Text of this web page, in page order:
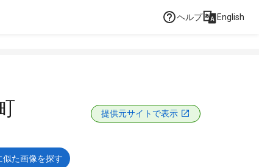
ヘルプ English
提供元サイトで表示
似た画像を探す